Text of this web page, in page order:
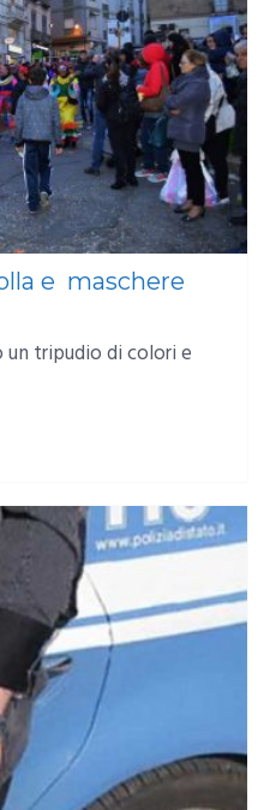
e maschere
tripudio di colori e